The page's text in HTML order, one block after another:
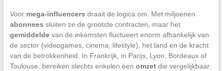
Voor mega-influencers draait de logica om. Met miljoenen
abonnees sluiten ze de grootste contracten, maar het
gemiddeldevan de inkomsten fluctueert enorm afhankelijk van
de sector (videogames, cinema, lifestyle), het land en de kracht
van de betrokkenheid. In Frankrijk, in Parijs, Lyon, Bordeaux of
Toulouse, bereiken slechts enkelen een omzetdie vergelijkbaar